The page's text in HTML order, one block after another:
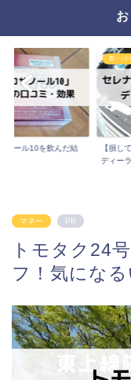
ノール10を飲んだ結
車・バ
【損し
ディー
マネー PR
トモタク24
フ！気にな